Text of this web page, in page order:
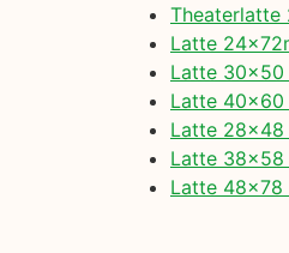
Theaterlatte
Latte
Latte 30×50
Latte 40×60
Latte 28×48
Latte 38×58
Latte 48×78